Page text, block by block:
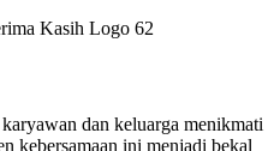
Kasih Logo 62
dan keluarga menikmati
kebersamaan ini menjadi bekal